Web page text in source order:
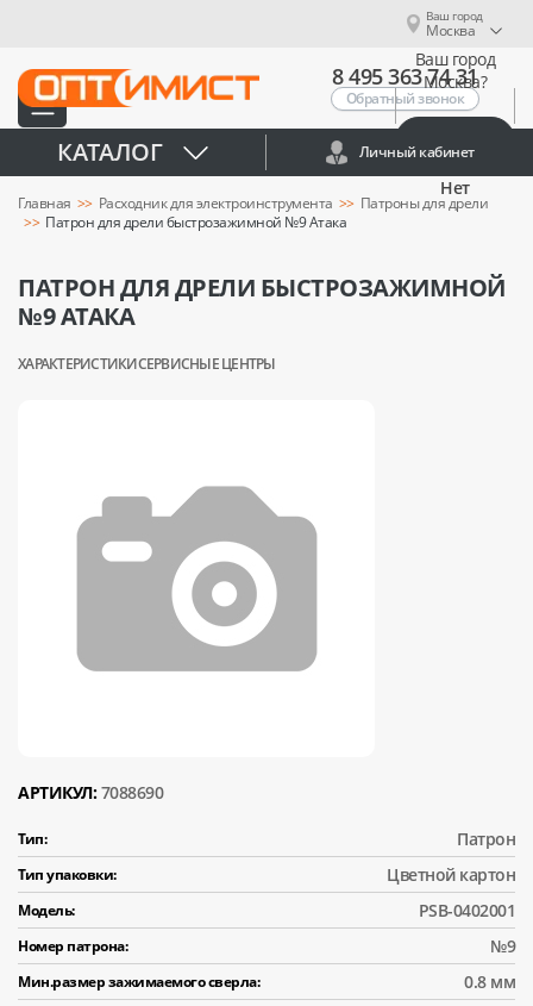
Ваш город
Москва
Ваш город
Москва?
Нет
8 495 363 74 31
Обратный звонок
КАТАЛОГ Личный кабинет
Главная Расходник для электроинструмента
Патроны для дрели
Патрон для дрели быстрозажимной №9 Атака
ПАТРОН ДЛЯ ДРЕЛИ БЫСТРОЗАЖИМНОЙ
№9 АТАКА
ХАРАКТЕРИСТИКИСЕРВИСНЫЕ ЦЕНТРЫ
АРТИКУЛ: 7088690
Тип: Патрон
Тип упаковки: Цветной картон
Модель: PSB-0402001
Номер патрона: №9
Мин.размер зажимаемого сверла: 0.8 мм